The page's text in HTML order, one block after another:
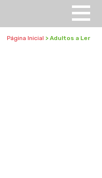
Página Inicial > Adultos a Ler